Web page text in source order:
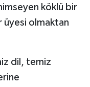
köklü bir
üyesi olmaktan
dil, temiz